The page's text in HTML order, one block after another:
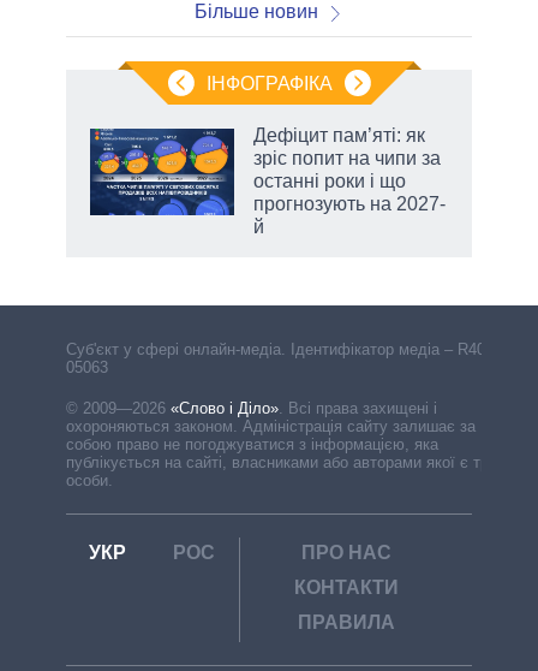
Більше новин
ІНФОГРАФІКА
Дефіцит пам’яті: як
зріс попит на чипи за
останні роки і що
прогнозують на 2027-
й
Cуб'єкт у сфері онлайн-медіа. Ідентифікатор медіа – R40-
05063
© 2009—2026 «Слово і Діло». Всі права захищені і
охороняються законом. Адміністрація сайту залишає за
собою право не погоджуватися з інформацією, яка
публікується на сайті, власниками або авторами якої є треті
особи.
УКР РОС
ПРО НАС
КОНТАКТИ
ПРАВИЛА